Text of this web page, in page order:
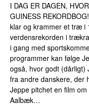
I DAG ER DAGEN,
GUINESS
klar og krammer et træ i
verdensrekorden i
i gang med
programmer kan følge
også, hvor godt (dårligt)
fra andre danskere, der
Jeppe pitchet en film
Aalbæk…